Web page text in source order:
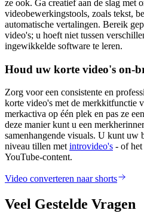
ze ook. Ga creatief aan de slag met
videobewerkingstools, zoals tekst,
automatische vertalingen. Bereik
video's; u hoeft niet tussen
ingewikkelde software te leren.
Houd uw korte video's on-
Zorg voor een consistente en
korte video's met de merkkitfunctie
merkactiva op één plek en pas ze
deze manier kunt u een
samenhangende visuals. U kunt uw
niveau tillen met introvideo's - of
YouTube-content.
Video converteren naar shorts
Veel Gestelde Vragen